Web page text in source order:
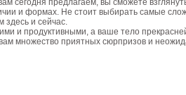
и формах. Не стоит выбирать самые
и сейчас.
и продуктивными, а ваше тело
множество приятных сюрпризов и